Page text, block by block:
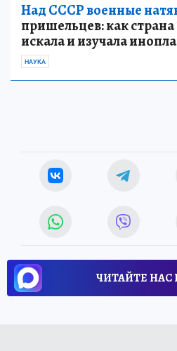
Над СССР военные
пришельцев: как страна
искала и изучала
НАУКА
ЧИТАЙТЕ НАС